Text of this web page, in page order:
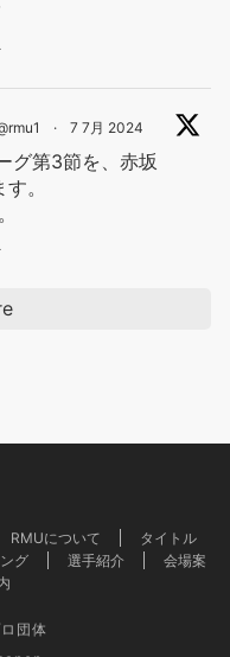
· 7 7月 2024
グ第3節を、赤坂
。
RMUについて
タイトル
グ 選手紹介
会場案
団体